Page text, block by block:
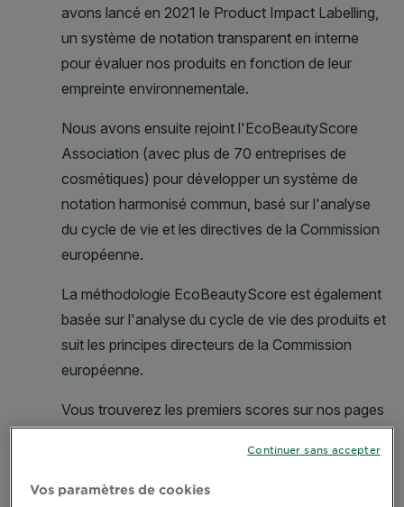
Vos paramètres de cookies
Continuer sans accepter